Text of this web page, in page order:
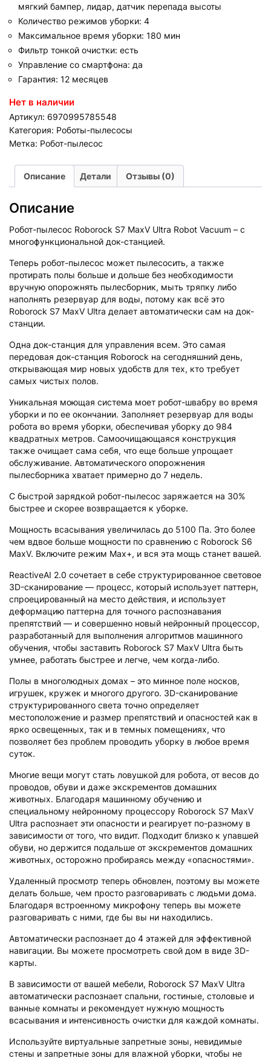
мягкий бампер, лидар, датчик перепада высоты
Количество режимов уборки: 4
Максимальное время уборки: 180 мин
Фильтр тонкой очистки: есть
Управление со смартфона: да
Гарантия: 12 месяцев
Нет в наличии
Артикул: 6970995785548
Категория: Роботы-пылесосы
Метка: Робот-пылесос
Описание Детали Отзывы (0)
Описание
Робот-пылесос Roborock S7 MaxV Ultra Robot Vacuum – с
многофункциональной док-станцией.
Теперь робот-пылесос может пылесосить, а также
протирать полы больше и дольше без необходимости
вручную опорожнять пылесборник, мыть тряпку либо
наполнять резервуар для воды, потому как всё это
Roborock S7 MaxV Ultra делает автоматически сам на док-
станции.
Одна док-станция для управления всем. Это самая
передовая док-станция Roborock на сегодняшний день,
открывающая мир новых удобств для тех, кто требует
самых чистых полов.
Уникальная моющая система моет робот-швабру во время
уборки и по ее окончании. Заполняет резервуар для воды
робота во время уборки, обеспечивая уборку до 984
квадратных метров. Самоочищающаяся конструкция
также очищает сама себя, что еще больше упрощает
обслуживание. Автоматического опорожнения
пылесборника хватает примерно до 7 недель.
С быстрой зарядкой робот-пылесос заряжается на 30%
быстрее и скорее возвращается к уборке.
Мощность всасывания увеличилась до 5100 Па. Это более
чем вдвое больше мощности по сравнению с Roborock S6
MaxV. Включите режим Max+, и вся эта мощь станет вашей.
ReactiveAI 2.0 сочетает в себе структурированное световое
3D-сканирование — процесс, который использует паттерн,
спроецированный на место действия, и использует
деформацию паттерна для точного распознавания
препятствий — и совершенно новый нейронный процессор,
разработанный для выполнения алгоритмов машинного
обучения, чтобы заставить Roborock S7 MaxV Ultra быть
умнее, работать быстрее и легче, чем когда-либо.
Полы в многолюдных домах – это минное поле носков,
игрушек, кружек и многого другого. 3D-сканирование
структурированного света точно определяет
местоположение и размер препятствий и опасностей как в
ярко освещенных, так и в темных помещениях, что
позволяет без проблем проводить уборку в любое время
суток.
Многие вещи могут стать ловушкой для робота, от весов до
проводов, обуви и даже экскрементов домашних
животных. Благодаря машинному обучению и
специальному нейронному процессору Roborock S7 MaxV
Ultra распознает эти опасности и реагирует по-разному в
зависимости от того, что видит. Подходит близко к упавшей
обуви, но держится подальше от экскрементов домашних
животных, осторожно пробираясь между «опасностями».
Удаленный просмотр теперь обновлен, поэтому вы можете
делать больше, чем просто разговаривать с людьми дома.
Благодаря встроенному микрофону теперь вы можете
разговаривать с ними, где бы вы ни находились.
Автоматически распознает до 4 этажей для эффективной
навигации. Вы можете просмотреть свой дом в виде 3D-
карты.
В зависимости от вашей мебели, Roborock S7 MaxV Ultra
автоматически распознает спальни, гостиные, столовые и
ванные комнаты и рекомендует нужную мощность
всасывания и интенсивность очистки для каждой комнаты.
Используйте виртуальные запретные зоны, невидимые
стены и запретные зоны для влажной уборки, чтобы не